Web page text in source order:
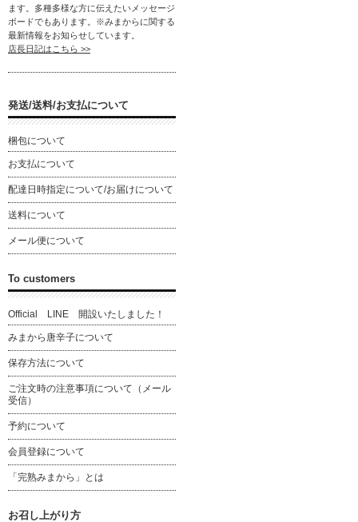
ます。多種多様な方に伝えたいメッセージ
ボードでもあります。※みまからに関する
最新情報をお知らせしています。
店長日記はこちら >>
発送/送料/お支払について
梱包について
お支払について
配達日時指定について/お届けについて
送料について
メール便について
To customers
Official LINE 開設いたしました！
みまから唐辛子について
保存方法について
ご注文時の注意事項について（メール
受信）
予約について
会員登録について
「完熟みまから」とは
お召し上がり方